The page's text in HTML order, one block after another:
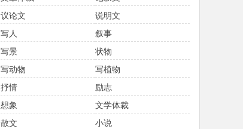
议论文
说明文
写人
叙事
写景
状物
写动物
写植物
抒情
励志
想象
文学体裁
散文
小说